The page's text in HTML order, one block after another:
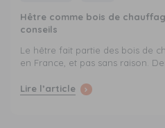
Hêtre comme bois de
conseils
Le hêtre fait partie des bois de
en France, et pas sans raison.
Lire l’article